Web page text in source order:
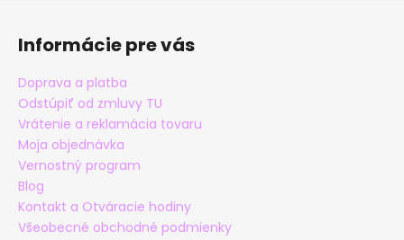
Informácie pre vás
Doprava a platba
Odstúpiť od zmluvy TU
Vrátenie a reklamácia tovaru
Moja objednávka
Vernostný program
Blog
Kontakt a Otváracie hodiny
Všeobecné obchodné podmienky